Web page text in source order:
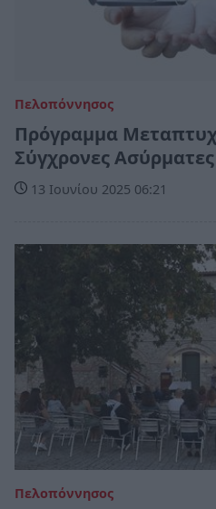
Πελοπόννησος
Πρόγραμμα
Σύγχρονες
13 Ιουνίου 2025 06:21
Πελοπόννησος